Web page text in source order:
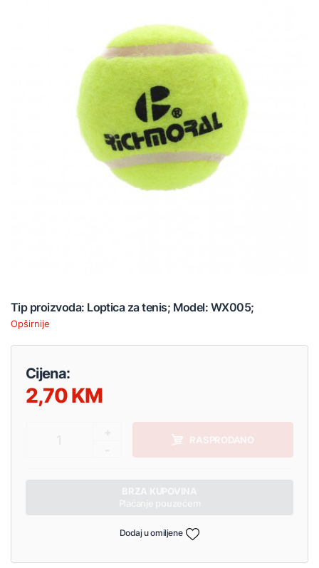
Tip proizvoda: Loptica za tenis; Model: WX005;
Opširnije
Cijena:
2,70
RASPRODANO
Dodaj u omiljene